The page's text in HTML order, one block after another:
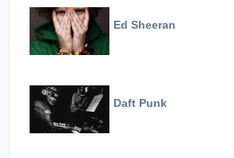
Ed Sheeran
Daft Punk